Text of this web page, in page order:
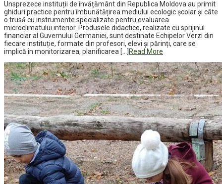
Unsprezece instituții de învățământ din Republica Moldova au primit
ghiduri practice pentru îmbunătățirea mediului ecologic școlar și câte
o trusă cu instrumente specializate pentru evaluarea
microclimatului interior. Produsele didactice, realizate cu sprijinul
financiar al Guvernului Germaniei, sunt destinate Echipelor Verzi din
fiecare instituție, formate din profesori, elevi și părinți, care se
implică în monitorizarea, planificarea […]
Read More